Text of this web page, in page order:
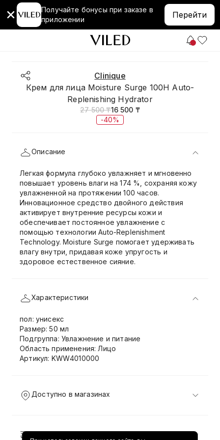
Получайте бонусы при заказе в
приложении
Перейти
Clinique
Крем для лица Moisture Surge 100H Auto-
Replenishing Hydrator
27 500 ₸16 500 ₸
-40%
Описание
Легкая формула глубоко увлажняет и мгновенно
повышает уровень влаги на 174 %, сохраняя кожу
увлажненной на протяжении 100 часов.
Инновационное средство двойного действия
активирует внутренние ресурсы кожи и
обеспечивает постоянное увлажнение с
помощью технологии Auto-Replenishment
Technology. Moisture Surge помогает удерживать
влагу внутри, придавая коже упругость и
здоровое естественное сияние.
Характеристики
пол: унисекс
Размер: 50 мл
Подгруппа: Увлажнение и питание
Область применения: Лицо
Артикул: KWW4010000
Доступно в магазинах
Доставка и возврат